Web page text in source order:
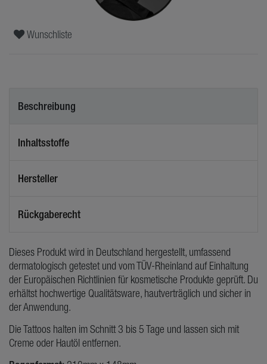
Wunschliste
Beschreibung
Inhaltsstoffe
Hersteller
Rückgaberecht
Dieses Produkt wird in Deutschland hergestellt, umfassend
dermatologisch getestet und vom TÜV-Rheinland auf Einhaltung
der Europäischen Richtlinien für kosmetische Produkte geprüft. Du
erhältst hochwertige Qualitätsware, hautverträglich und sicher in
der Anwendung.
Die Tattoos halten im Schnitt 3 bis 5 Tage und lassen sich mit
Creme oder Hautöl entfernen.